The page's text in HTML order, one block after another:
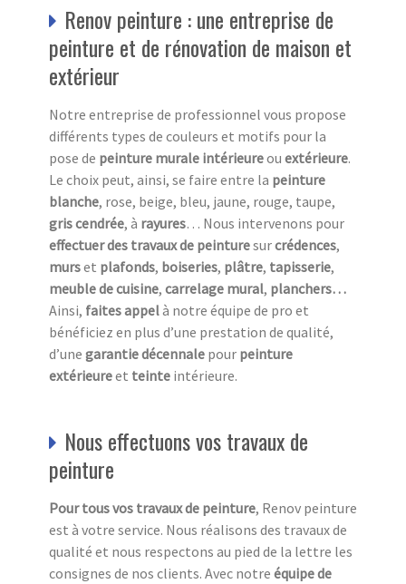
Renov peinture : une entreprise de
peinture et de rénovation de maison et
extérieur
Notre entreprise de professionnel vous propose
différents types de couleurs et motifs pour la
pose de peinture murale intérieureou extérieure.
Le choix peut, ainsi, se faire entre la peinture
blanche, rose, beige, bleu, jaune, rouge, taupe,
gris cendrée, à rayures… Nous intervenons pour
effectuer des travaux de peinturesurcrédences,
murset plafonds, boiseries, plâtre, tapisserie,
meuble de cuisine, carrelage mural, planchers…
Ainsi, faites appelà notre équipe de pro et
bénéficiez en plus d’une prestation de qualité,
d’une garantie décennale pour peinture
extérieureet teinte intérieure.
Nous effectuons vos travaux de
peinture
Pour tous vos travaux de peinture, Renov peinture
est à votre service. Nous réalisons des travaux de
qualité et nous respectons au pied de la lettre les
consignes de nos clients. Avec notre équipe de